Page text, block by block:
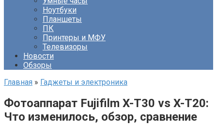
Ноутбуки
Планшеты
ПК
Принтеры и МФУ
Телевизоры
Новости
Обзоры
Главная » Гаджеты и электроника
Фотоаппарат Fujifilm X-T30 vs X-T20:
Что изменилось, обзор, сравнение